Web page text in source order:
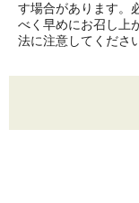
す場合があります。
べく早めにお召し上
法に注意してくださ